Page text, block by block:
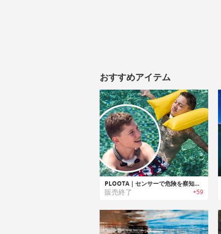
おすすめアイテム
PLOOTA｜センサーで危険を察知すると自動でフロートが展開する水難事故防止デバイス「プルータ」
販売終了 +59